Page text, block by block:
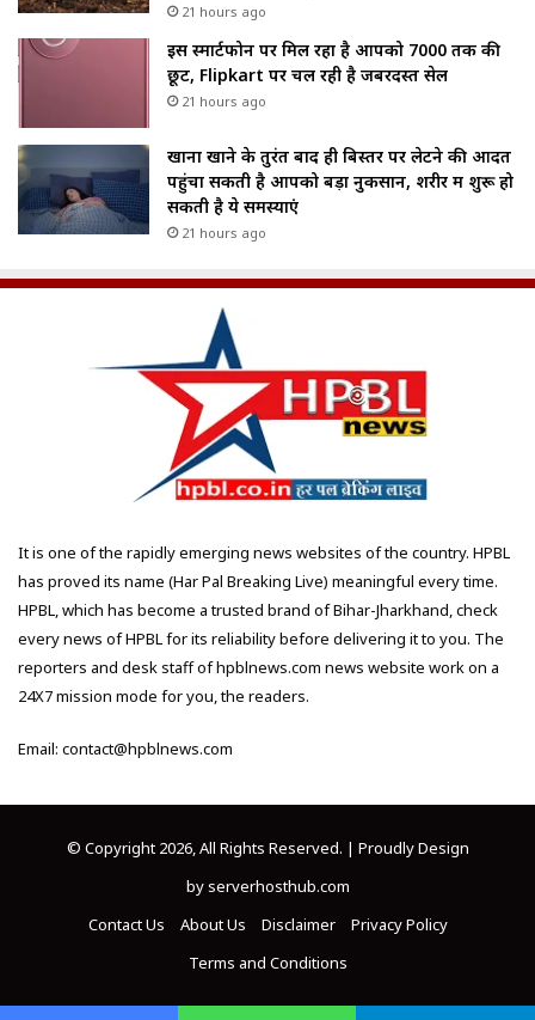
21 hours ago
इस स्मार्टफोन पर मिल रहा है आपको ₹7000 तक की
छूट, Flipkart पर चल रही है जबरदस्त सेल
21 hours ago
खाना खाने के तुरंत बाद ही बिस्तर पर लेटने की आदत
पहुंचा सकती है आपको बड़ा नुकसान, शरीर में शुरू हो
सकती है ये समस्याएं
21 hours ago
It is one of the rapidly emerging news websites of the country. HPBL
has proved its name (Har Pal Breaking Live) meaningful every time.
HPBL, which has become a trusted brand of Bihar-Jharkhand, check
every news of HPBL for its reliability before delivering it to you. The
reporters and desk staff of hpblnews.com news website work on a
24X7 mission mode for you, the readers.
Email: contact@hpblnews.com
© Copyright 2026, All Rights Reserved. | Proudly Design
byserverhosthub.com
Contact Us
About Us Disclaimer
Privacy Policy
Terms and Conditions